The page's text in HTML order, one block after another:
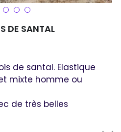
DE SANTAL
de santal. Elastique
mixte homme ou
de très belles